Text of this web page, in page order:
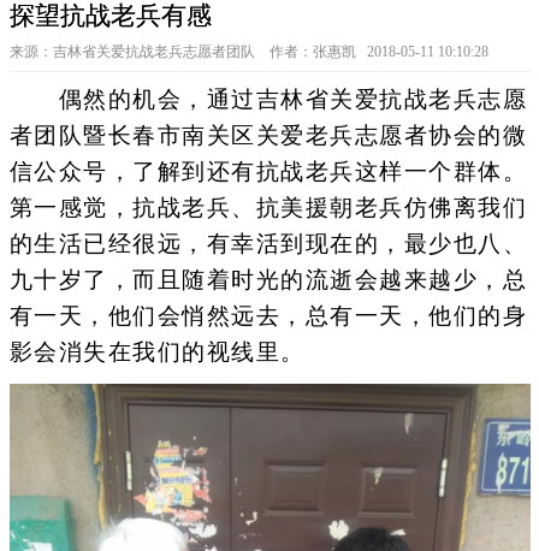
探望抗战老兵有感
来源：吉林省关爱抗战老兵志愿者团队 作者：张惠凯 2018-05-11 10:10:28
偶然的机会，通过吉林省关爱抗战老兵志愿
者团队暨长春市南关区关爱老兵志愿者协会的微
信公众号，了解到还有抗战老兵这样一个群体。
第一感觉，抗战老兵、抗美援朝老兵仿佛离我们
的生活已经很远，有幸活到现在的，最少也八、
九十岁了，而且随着时光的流逝会越来越少，总
有一天，他们会悄然远去，总有一天，他们的身
影会消失在我们的视线里。